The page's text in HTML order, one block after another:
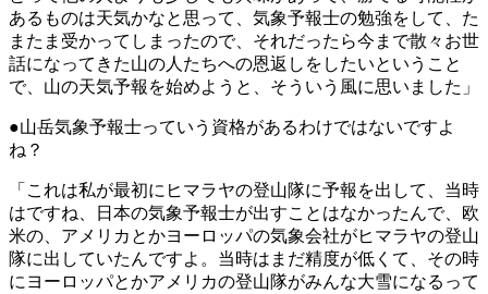
あるものは天気かなと思って、気象予報士の勉強をして、た
またま受かってしまったので、それだったら今まで散々お世
話になってきた山の人たちへの恩返しをしたいということ
で、山の天気予報を始めようと、そういう風に思いました」
●山岳気象予報士っていう資格があるわけではないですよ
ね？
「これは私が最初にヒマラヤの登山隊に予報を出して、当時
はですね、日本の気象予報士が出すことはなかったんで、欧
米の、アメリカとかヨーロッパの気象会社がヒマラヤの登山
隊に出していたんですよ。当時はまだ精度が低くて、その時
にヨーロッパとかアメリカの登山隊がみんな大雪になるって